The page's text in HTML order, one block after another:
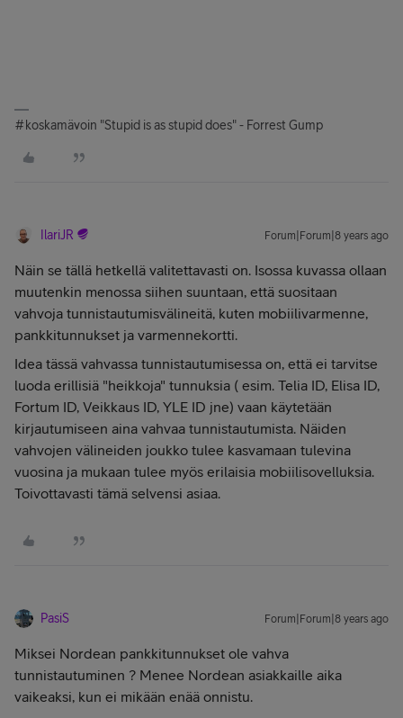
#koskamävoin "Stupid is as stupid does" - Forrest Gump
IlariJR Forum|Forum|8 years ago
Näin se tällä hetkellä valitettavasti on. Isossa kuvassa ollaan
muutenkin menossa siihen suuntaan, että suositaan
vahvoja tunnistautumisvälineitä, kuten mobiilivarmenne,
pankkitunnukset ja varmennekortti.
Idea tässä vahvassa tunnistautumisessa on, että ei tarvitse
luoda erillisiä "heikkoja" tunnuksia ( esim. Telia ID, Elisa ID,
Fortum ID, Veikkaus ID, YLE ID jne) vaan käytetään
kirjautumiseen aina vahvaa tunnistautumista. Näiden
vahvojen välineiden joukko tulee kasvamaan tulevina
vuosina ja mukaan tulee myös erilaisia mobiilisovelluksia.
Toivottavasti tämä selvensi asiaa.
PasiS Forum|Forum|8 years ago
Miksei Nordean pankkitunnukset ole vahva
tunnistautuminen ? Menee Nordean asiakkaille aika
vaikeaksi, kun ei mikään enää onnistu.